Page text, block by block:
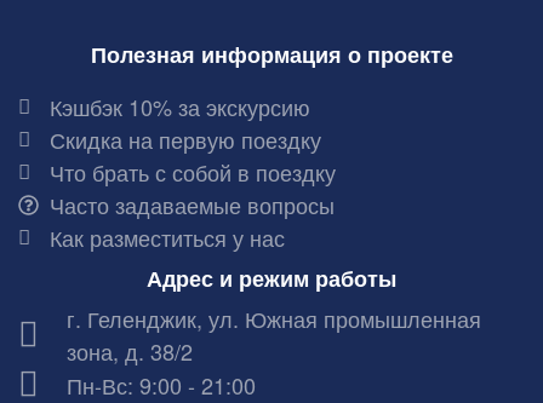
Полезная информация о проекте
Кэшбэк 10% за экскурсию
Скидка на первую поездку
Что брать с собой в поездку
Часто задаваемые вопросы
Как разместиться у нас
Адрес и режим работы
г. Геленджик, ул. Южная промышленная
зона, д. 38/2
Пн-Вс: 9:00 - 21:00